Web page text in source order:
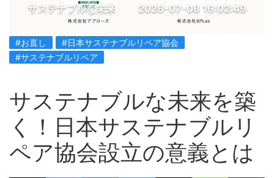
サステナブルな未来 2026-07-08 16:02:49
#お直し
#日本サステナブルリペア協会
#サステナブルリペア
サステナブルな未来を築
く！日本サステナブルリ
ペア協会設立の意義とは